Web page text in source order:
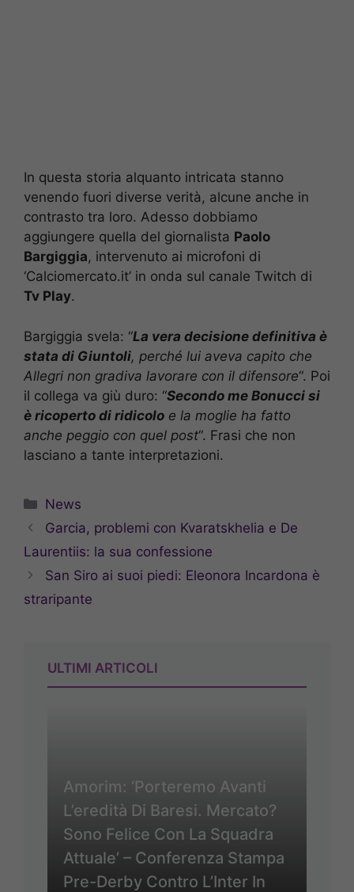
In questa storia alquanto intricata stanno
venendo fuori diverse verità, alcune anche in
contrasto tra loro. Adesso dobbiamo
aggiungere quella del giornalista Paolo
Bargiggia, intervenuto ai microfoni di
‘Calciomercato.it’ in onda sul canale Twitch di
Tv Play.
Bargiggia svela: “La vera decisione definitiva è
stata di Giuntoli, perché lui aveva capito che
Allegri non gradiva lavorare con il difensore“. Poi
il collega va giù duro: “Secondo me Bonucci si
è ricoperto di ridicolo e la moglie ha fatto
anche peggio con quel post“. Frasi che non
lasciano a tante interpretazioni.
Categorie
News
Garcia, problemi con Kvaratskhelia e De
Laurentiis: la sua confessione
San Siro ai suoi piedi: Eleonora Incardona è
straripante
ULTIMI ARTICOLI
Amorim: ‘Porteremo Avanti
L’eredità Di Baresi. Mercato?
Sono Felice Con La Squadra
Attuale’ – Conferenza Stampa
Pre-Derby Contro L’Inter In